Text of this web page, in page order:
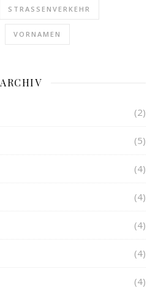
STRASSENVERKEHR
VORNAMEN
ARCHIV
(2)
(5)
(4)
(4)
(4)
(4)
(4)